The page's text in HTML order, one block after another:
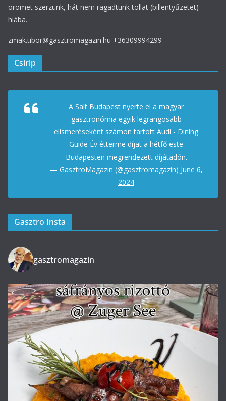
örömet szerzünk, hát nem ragadtunk tollat (billentyűzetet)
hiába.
zmak.tibor@gasztromagazin.hu +36309994299
Csirip
A Salt Budapest nyerte el a magyar
gasztronómia egyik legrangosabb
elismeréseként számon tartott Audi - Dining
Guide Év étterme díjat a hétfő este
Budapesten megrendezett díjátadón.
— GasztroMagazin (@gasztromagazin) June 6,
2024
Gasztro Insta
gasztromagazin